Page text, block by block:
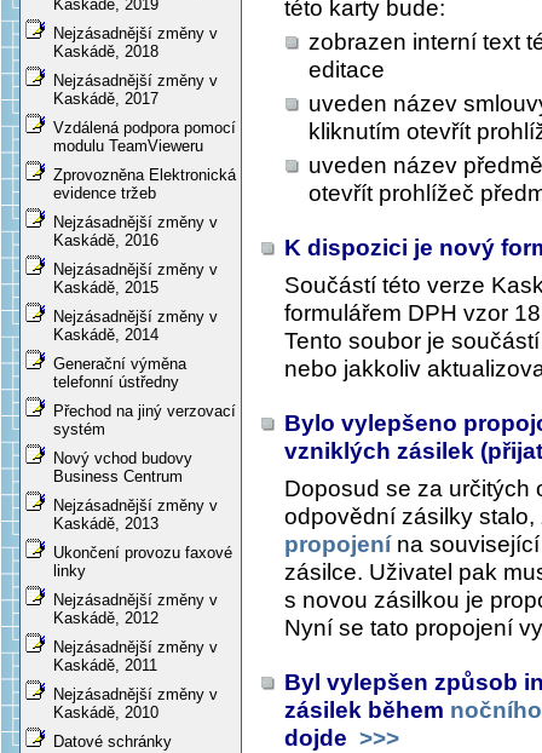
Kaskádě, 2019
Nejzásadnější změny v
Kaskádě, 2018
Nejzásadnější změny v
Kaskádě, 2017
Vzdálená podpora pomocí
modulu TeamVieweru
Zprovozněna Elektronická
evidence tržeb
Nejzásadnější změny v
Kaskádě, 2016
Nejzásadnější změny v
Kaskádě, 2015
Nejzásadnější změny v
Kaskádě, 2014
Generační výměna
telefonní ústředny
Přechod na jiný verzovací
systém
Nový vchod budovy
Business Centrum
Nejzásadnější změny v
Kaskádě, 2013
Ukončení provozu faxové
linky
Nejzásadnější změny v
Kaskádě, 2012
Nejzásadnější změny v
Kaskádě, 2011
Nejzásadnější změny v
Kaskádě, 2010
Datové schránky
této karty bude:
zobrazen interní text
editace
uveden název
kliknutím otevřít
uveden název
otevřít prohlížeč
K dispozici je nový
Součástí této verze
formulářem DPH vzor
Tento soubor je
nebo jakkoliv
Bylo vylepšeno
vzniklých zásilek
Doposud se za určitých
odpovědní zásilky
propojenína související
zásilce. Uživatel pak
s novou zásilkou je
Nyní se tato propojení
Byl vylepšen způsob
zásilek během
dojde >>>